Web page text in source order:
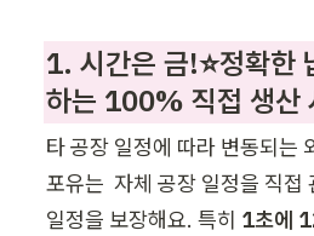
1. 시간은 금!⭐정확한
하는 100% 직접 생산
타 공장 일정에 따라 변동되는
포유는  자체 공장 일정을 직접
일정을 보장해요. 특히 1초에